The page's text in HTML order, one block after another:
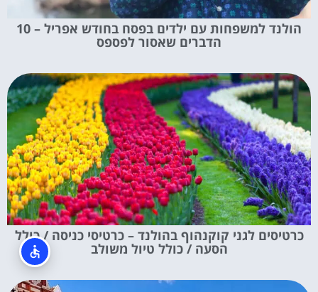
הולנד למשפחות עם ילדים בפסח בחודש אפריל – 10
הדברים שאסור לפספס
כרטיסים לגני קוקנהוף בהולנד – כרטיסי כניסה / כולל
הסעה / כולל טיול משולב